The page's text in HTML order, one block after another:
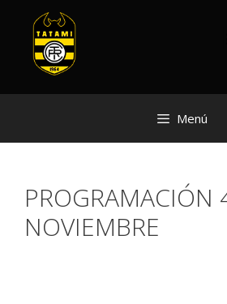
Menú
PROGRAMACIÓN
NOVIEMBRE